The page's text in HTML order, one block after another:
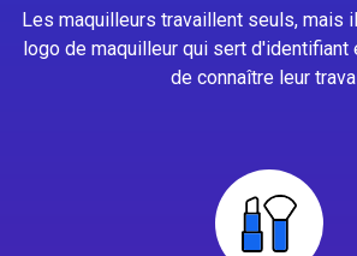
Les maquilleurs travaillent seuls, mais
logo de maquilleur qui sert d'identifiant
de connaître leur